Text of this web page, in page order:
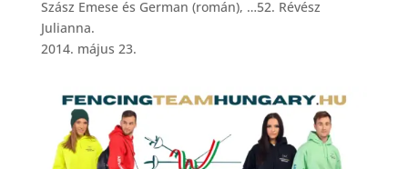
Szász Emese és German (román), …52. Révész
Julianna.
2014. május 23.